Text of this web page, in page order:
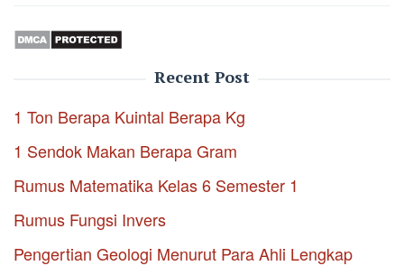
Recent Post
1 Ton Berapa Kuintal Berapa Kg
1 Sendok Makan Berapa Gram
Rumus Matematika Kelas 6 Semester 1
Rumus Fungsi Invers
Pengertian Geologi Menurut Para Ahli Lengkap